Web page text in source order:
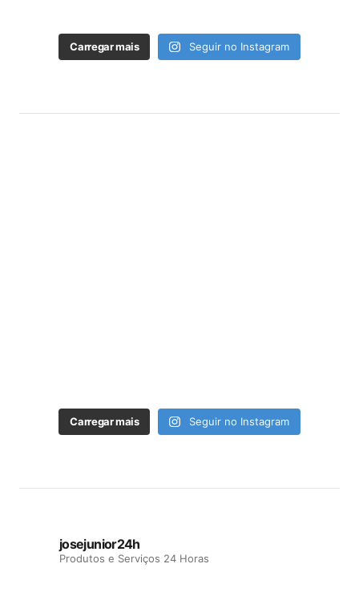
Carregar mais Seguir no Instagram
Carregar mais Seguir no Instagram
josejunior24h
Produtos e Serviços 24 Horas